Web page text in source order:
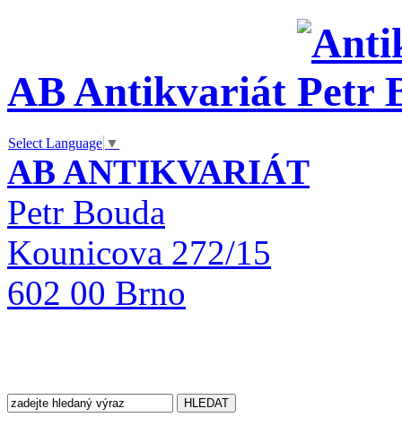
AB Antikvariát
Select Language ▼
AB ANTIKVARIÁT
Petr Bouda
Kounicova 272/15
602 00 Brno